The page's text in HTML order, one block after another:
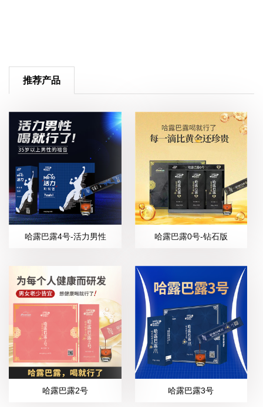
推荐产品
哈露巴露4号-活力男性 哈露巴露0号-钻石版
哈露巴露2号 哈露巴露3号